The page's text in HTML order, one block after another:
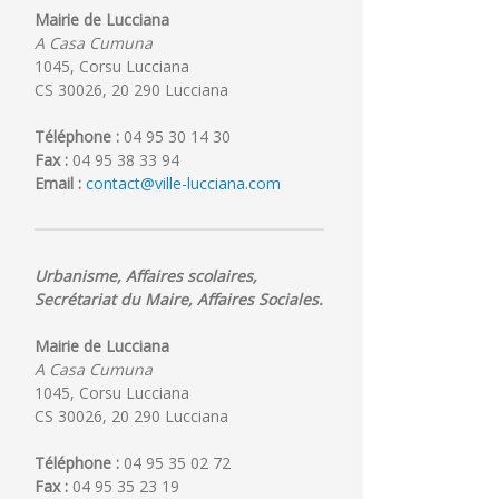
PLU
de
concertation
Mairie de Lucciana
A Casa Cumuna
1045, Corsu Lucciana
CS 30026, 20 290 Lucciana
Téléphone : 04 95 30 14 30
Fax : 04 95 38 33 94
Email : contact@ville-lucciana.com
Urbanisme, Affaires scolaires,
Secrétariat du Maire, Affaires Sociales.
Mairie de Lucciana
A Casa Cumuna
1045, Corsu Lucciana
CS 30026, 20 290 Lucciana
Téléphone : 04 95 35 02 72
Fax : 04 95 35 23 19